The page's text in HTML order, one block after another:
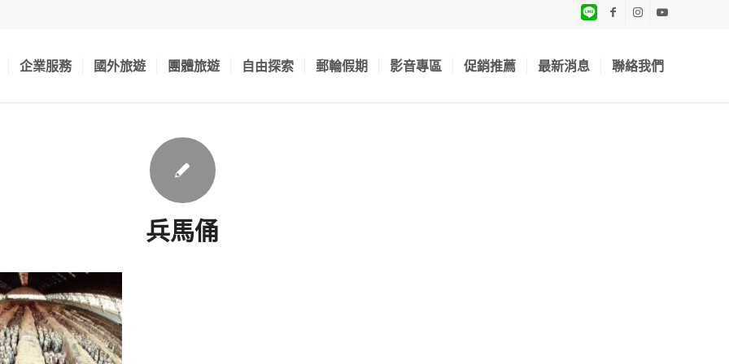
企業服務 國外旅遊 團體旅遊 自由探索 郵輪假期 影音專區 促銷推薦 最新消息 聯絡我們
兵馬俑